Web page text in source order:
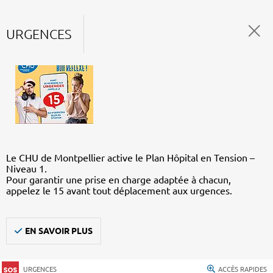
URGENCES
Le CHU de Montpellier active le Plan Hôpital en Tension –
Niveau 1.
Pour garantir une prise en charge adaptée à chacun,
appelez le 15 avant tout déplacement aux urgences.
EN SAVOIR PLUS
URGENCES ACCÈS RAPIDES